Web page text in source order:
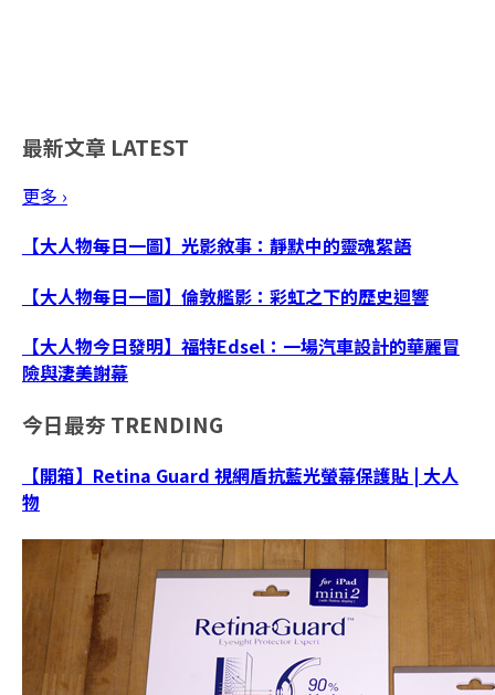
最新文章 LATEST
更多 ›
【大人物每日一圖】光影敘事：靜默中的靈魂絮語
【大人物每日一圖】倫敦艦影：彩虹之下的歷史迴響
【大人物今日發明】福特Edsel：一場汽車設計的華麗冒
險與淒美謝幕
今日最夯 TRENDING
【開箱】Retina Guard 視網盾抗藍光螢幕保護貼 | 大人
物